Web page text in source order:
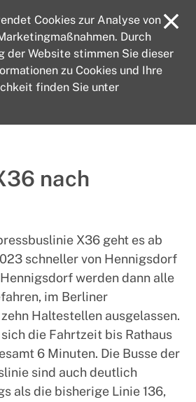
Spandau
nach
X36 geht es ab
schneller von Hennigsdorf
werden dann alle
im Berliner
Haltestellen ausgelassen.
die Fahrtzeit bis Rathaus
6 Minuten. Die Busse der
sind auch deutlich
als die bisherige Linie 136,
Cookies zur Analyse von
Durch
der Website stimmen Sie dieser
zu Cookies und Ihre
finden Sie unter